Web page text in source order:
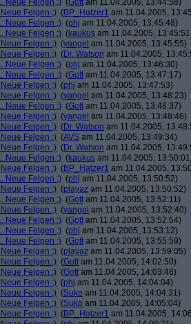
Neue Felgen ;) (Gott am 11.04.2005, 13:44:58)
Felgen ;) (BP_Hatzer1 am 11.04.2005,
Neue Felgen ;) (phj am 11.04.2005, 13:45:48)
Neue Felgen ;) (kaukus am 11.04.2005,
Felgen ;) (yangel am 11.04.2005, 13:45:55)
Felgen ;) (Dr. Watson am 11.04.2005,
Neue Felgen ;) (phj am 11.04.2005, 13:46:30)
Neue Felgen ;) (Gott am 11.04.2005, 13:47:17)
Felgen ;) (phj am 11.04.2005, 13:47:53)
Felgen ;) (yangel am 11.04.2005, 13:48:23)
Neue Felgen ;) (Gott am 11.04.2005, 13:48:37)
Felgen ;) (yangel am 11.04.2005, 13:48:46)
Felgen ;) (Dr. Watson am 11.04.2005,
Felgen ;) (AVS am 11.04.2005, 13:49:34)
Felgen ;) (Dr. Watson am 11.04.2005,
Neue Felgen ;) (kaukus am 11.04.2005,
Felgen ;) (BP_Hatzer1 am 11.04.2005,
Neue Felgen ;) (phj am 11.04.2005, 13:50:52)
Felgen ;) (playaz am 11.04.2005, 13:50:52)
Neue Felgen ;) (Gott am 11.04.2005, 13:52:11)
Felgen ;) (yangel am 11.04.2005, 13:52:40)
Neue Felgen ;) (Gott am 11.04.2005, 13:52:54)
Neue Felgen ;) (phj am 11.04.2005, 13:53:12)
Neue Felgen ;) (Gott am 11.04.2005, 13:55:59)
Felgen ;) (playaz am 11.04.2005, 13:59:05)
Felgen ;) (Gott am 11.04.2005, 14:02:50)
Felgen ;) (Gott am 11.04.2005, 14:03:48)
Felgen ;) (phj am 11.04.2005, 14:04:04)
Felgen ;) (Suko am 11.04.2005, 14:04:31)
Felgen ;) (Suko am 11.04.2005, 14:05:04)
Felgen ;) (BP_Hatzer1 am 11.04.2005,